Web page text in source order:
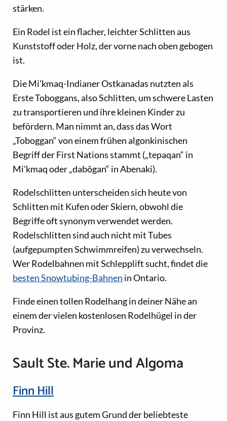
stärken.
Ein Rodel ist ein flacher, leichter Schlitten aus
Kunststoff oder Holz, der vorne nach oben gebogen
ist.
Die Mi'kmaq-Indianer Ostkanadas nutzten als
Erste Toboggans, also Schlitten, um schwere Lasten
zu transportieren und ihre kleinen Kinder zu
befördern. Man nimmt an, dass das Wort
„Toboggan“ von einem frühen algonkinischen
Begriff der First Nations stammt („tepaqan“ in
Mi'kmaq oder „dabôgan“ in Abenaki).
Rodelschlitten unterscheiden sich heute von
Schlitten mit Kufen oder Skiern, obwohl die
Begriffe oft synonym verwendet werden.
Rodelschlitten sind auch nicht mit Tubes
(aufgepumpten Schwimmreifen) zu verwechseln.
Wer Rodelbahnen mit Schlepplift sucht, findet die
besten Snowtubing-Bahnen in Ontario.
Finde einen tollen Rodelhang in deiner Nähe an
einem der vielen kostenlosen Rodelhügel in der
Provinz.
Sault Ste. Marie und Algoma
Finn Hill
Finn Hill ist aus gutem Grund der beliebteste